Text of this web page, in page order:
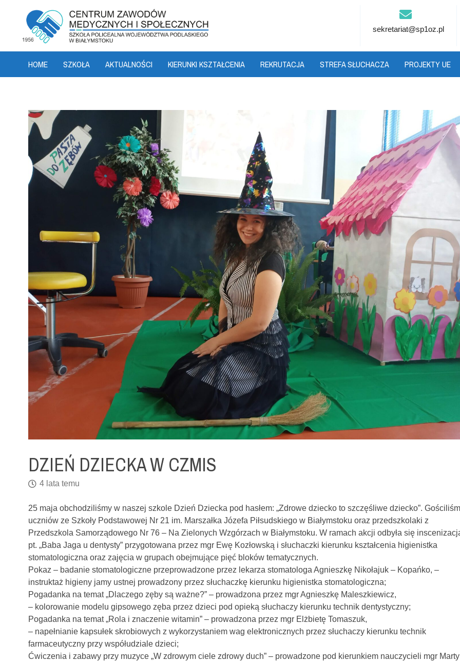
sekretariat@sp1oz.pl
HOME SZKOŁA AKTUALNOŚCI KIERUNKI KSZTAŁCENIA REKRUTACJA STREFA SŁUCHACZA PROJEKTY UE
DZIEŃ DZIECKA W CZMIS
4 lata temu
25 maja obchodziliśmy w naszej szkole Dzień Dziecka pod hasłem: „Zdrowe dziecko to szczęśliwe dziecko”.
uczniów ze Szkoły Podstawowej Nr 21 im. Marszałka Józefa Piłsudskiego w Białymstoku oraz przedszkolaki z
Przedszkola Samorządowego Nr 76 – Na Zielonych Wzgórzach w Białymstoku. W ramach akcji odbyła się
pt. „Baba Jaga u dentysty” przygotowana przez mgr Ewę Kozłowską i słuchaczki kierunku kształcenia higienistka
stomatologiczna oraz zajęcia w grupach obejmujące pięć bloków tematycznych.
Pokaz – badanie stomatologiczne przeprowadzone przez lekarza stomatologa Agnieszkę Nikołajuk – Kopańko, –
instruktaż higieny jamy ustnej prowadzony przez słuchaczkę kierunku higienistka stomatologiczna;
Pogadanka na temat „Dlaczego zęby są ważne?” – prowadzona przez mgr Agnieszkę Maleszkiewicz,
– kolorowanie modelu gipsowego zęba przez dzieci pod opieką słuchaczy kierunku technik dentystyczny;
Pogadanka na temat „Rola i znaczenie witamin” – prowadzona przez mgr Elżbietę Tomaszuk,
– napełnianie kapsułek skrobiowych z wykorzystaniem wag elektronicznych przez słuchaczy kierunku technik
farmaceutyczny przy współudziale dzieci;
Ćwiczenia i zabawy przy muzyce „W zdrowym ciele zdrowy duch” – prowadzone pod kierunkiem nauczycieli mgr Marty